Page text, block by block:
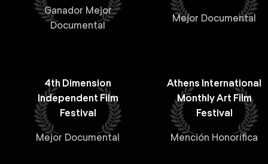
Ganador Mejor
Documental
Mejor Documental
4th Dimension
Independent Film
Festival
Mejor Documental
Athens International
Monthly Art Film
Festival
Mención Honorífica